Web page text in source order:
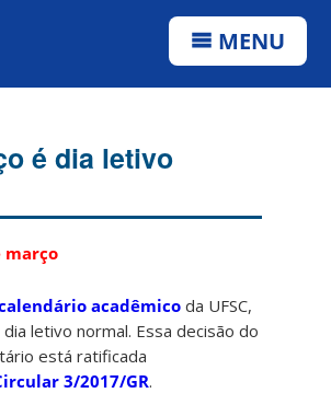
MENU
é dia letivo
março
acadêmico da UFSC,
letivo normal. Essa decisão do
está ratificada
3/2017/GR.